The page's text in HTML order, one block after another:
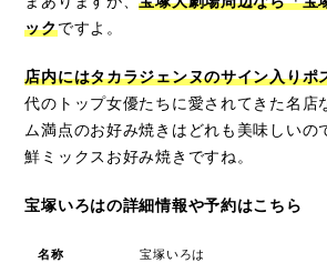
ックですよ。
店内にはタカラジェンヌのサイン入りポ
代のトップ女優たちに愛されてきた名店
ム満点のお好み焼きはどれも美味しいの
鮮ミックスお好み焼きですね。
宝塚いろはの詳細情報や予約はこちら
名称 宝塚いろは